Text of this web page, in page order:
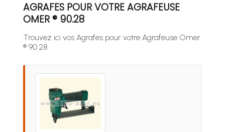
AGRAFES POUR VOTRE AGRAFEUSE
OMER ® 90.28
Trouvez ici vos Agrafes pour votre Agrafeuse Omer
® 90.28